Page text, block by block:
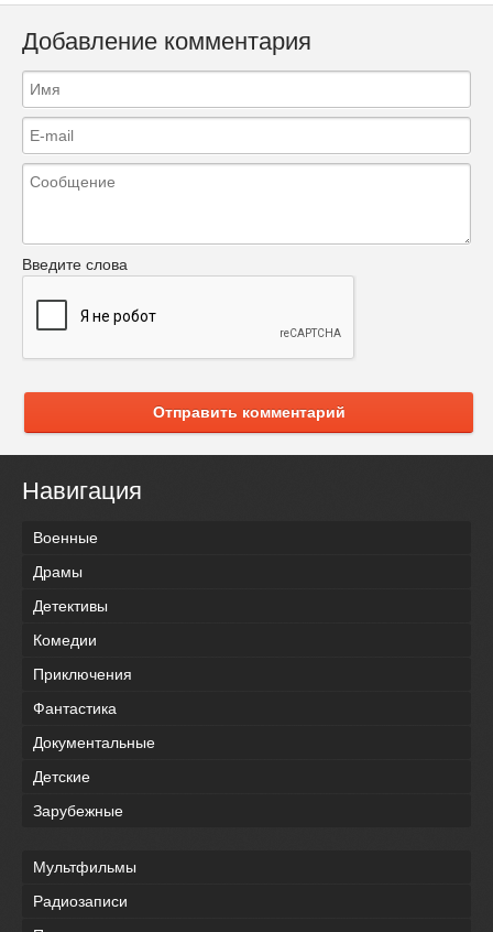
Добавление комментария
Введите слова
Отправить комментарий
Навигация
Военные
Драмы
Детективы
Комедии
Приключения
Фантастика
Документальные
Детские
Зарубежные
Мультфильмы
Радиозаписи